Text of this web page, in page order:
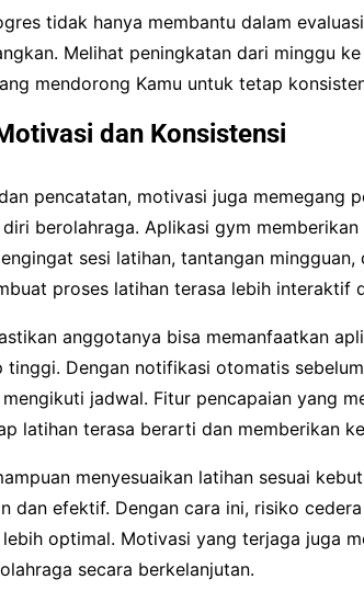
tidak hanya membantu dalam
Melihat peningkatan dari minggu
mendorong Kamu untuk tetap
dan Konsistensi
pencatatan, motivasi juga memegang
diri berolahraga. Aplikasi gym
sesi latihan, tantangan mingguan,
proses latihan terasa lebih interaktif
anggotanya bisa memanfaatkan
Dengan notifikasi otomatis
jadwal. Fitur pencapaian yang
latihan terasa berarti dan memberikan
menyesuaikan latihan sesuai
dan efektif. Dengan cara ini, risiko
optimal. Motivasi yang terjaga juga
secara berkelanjutan.